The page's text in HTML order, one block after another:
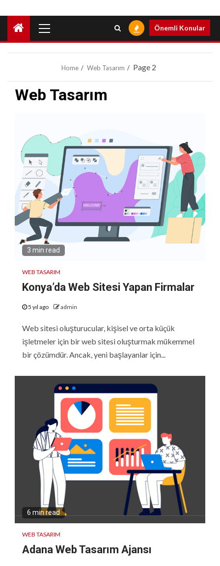
Menu
Önemli Konular
Home Web Tasarım Page 2
Web Tasarım
3 min read
WEB TASARIM
Konya’da Web Sitesi Yapan Firmalar
5 yıl ago admin
Web sitesi oluşturucular, kişisel ve orta küçük
işletmeler için bir web sitesi oluşturmak mükemmel
bir çözümdür. Ancak, yeni başlayanlar için...
6 min read
WEB TASARIM
Adana Web Tasarım Ajansı